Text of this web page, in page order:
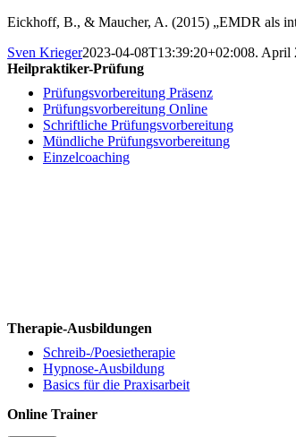
Eickhoff, B., & Maucher, A. (2015) „EMDR als
Sven Krieger2023-04-08T13:39:20+02:008. April
Heilpraktiker-Prüfung
Prüfungsvorbereitung Präsenz
Prüfungsvorbereitung Online
Schriftliche Prüfungsvorbereitung
Mündliche Prüfungsvorbereitung
Einzelcoaching
Therapie-Ausbildungen
Schreib-/Poesietherapie
Hypnose-Ausbildung
Basics für die Praxisarbeit
Online Trainer